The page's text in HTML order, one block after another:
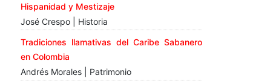
Hispanidad y Mestizaje
José Crespo | Historia
Tradiciones llamativas del Caribe Sabanero
en Colombia
Andrés Morales | Patrimonio